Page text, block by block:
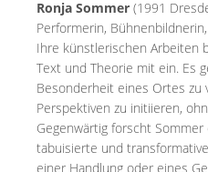
Ronja Sommer (1991
Performerin,
Ihre künstlerischen Arbeiten
Text und Theorie mit ein. Es
Besonderheit eines Ortes
Perspektiven zu initiieren,
Gegenwärtig forscht
tabuisierte und
einer Handlung oder eines